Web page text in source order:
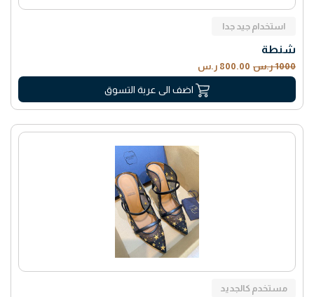
استخدام جيد جدا
شنطة
1000 ر.س 800.00 ر.س
اضف الى عربة التسوق
مستخدم كالجديد